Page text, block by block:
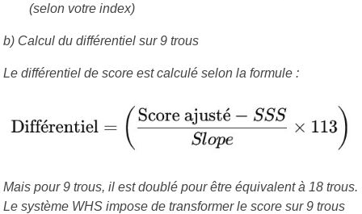
(selon votre index)
b) Calcul du différentiel sur 9 trous
Le différentiel de score est calculé selon la formule :
Mais pour 9 trous, il est doublé pour être équivalent à 18 trous.
Le système WHS impose de transformer le score sur 9 trous